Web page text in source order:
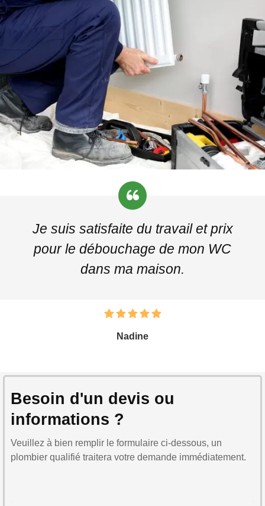
Je suis satisfaite du travail et prix
pour le débouchage de mon WC
dans ma maison.
Nadine
Besoin d'un devis ou
informations ?
Veuillez à bien remplir le formulaire ci-dessous, un
plombier qualifié traitera votre demande immédiatement.